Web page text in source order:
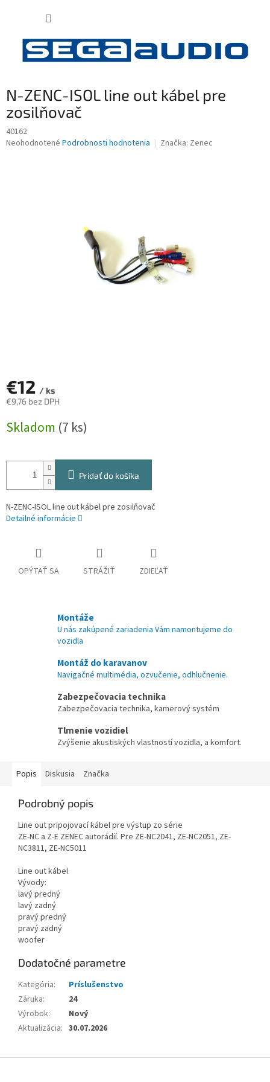
N-ZENC-ISOL line out kábel pre
zosilňovač
40162
Priemerné
Neohodnotené Podrobnosti hodnotenia Značka: Zenec
€12 / ks
€9,76 bez DPH
cena:
Skladom (7 ks)
Pridať do košíka
N-ZENC-ISOL line out kábel pre zosilňovač
Detailné informácie
OPÝTAŤ SA STRÁŽIŤ ZDIEĽAŤ
Montáže
U nás zakúpené zariadenia Vám namontujeme do
vozidla
Montáž do karavanov
Navigačné multimédia, ozvučenie, odhlučnenie.
Zabezpečovacia technika
Zabezpečovacia technika, kamerový systém
Tlmenie vozidiel
Zvýšenie akustiských vlastností vozidla, a komfort.
Popis Diskusia Značka
Podrobný popis
Line out pripojovací kábel pre výstup zo série
ZE-NC a Z-E ZENEC autorádií. Pre ZE-NC2041, ZE-NC2051, ZE-
NC3811, ZE-NC5011
Line out kábel
Vývody:
lavý predný
lavý zadný
pravý predný
pravý zadný
woofer
Dodatočné parametre
Kategória:
Príslušenstvo
Záruka:
24
Výrobok:
Nový
Aktualizácia: 30.07.2026